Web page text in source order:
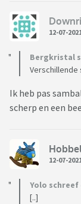
12-07-
Bergkristal
Ik heb pas
scherp en een
12-07-
Yolo schreef
[..]